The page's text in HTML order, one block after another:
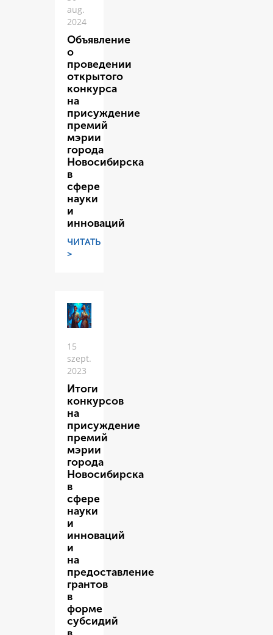
aug.
2024
Объявление
о
проведении
открытого
конкурса
на
присуждение
премий
мэрии
города
Новосибирска
в
сфере
науки
и
инноваций
ЧИТАТЬ
>
15
szept.
2023
Итоги
конкурсов
на
присуждение
премий
мэрии
города
Новосибирска
в
сфере
науки
и
инноваций
и
на
предоставление
грантов
в
форме
субсидий